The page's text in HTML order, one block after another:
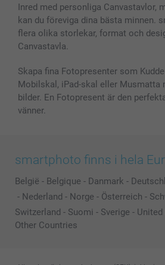
Fotoramar & Tillbehör
Presentkort
Alla fotoprodukter
Inred med personliga Canvastavlor,
kan du föreviga dina bästa minnen.
flera olika storlekar, format och
Canvastavla.
Skapa fina Fotopresenter som
Mobilskal, iPad-skal eller Musmatta
bilder. En Fotopresent är den
vänner.
smartphoto finns i hela
België - Belgique - Danmark -
- Nederland - Norge - Österreich -
Switzerland - Suomi - Sverige - United
Other Countries